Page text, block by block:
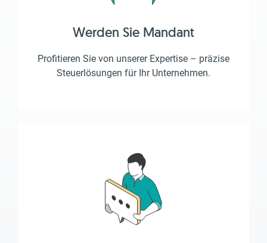
Werden Sie Mandant
Profitieren Sie von unserer Expertise – präzise
Steuerlösungen für Ihr Unternehmen.